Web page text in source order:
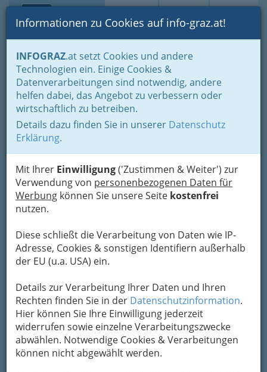
Suche Login Toggle
Informationen zu Cookies auf info-graz.at!
INFOGRAZ.at setzt Cookies und andere
Technologien ein. Einige Cookies &
Datenverarbeitungen sind notwendig, andere
helfen dabei, das Angebot zu verbessern oder
wirtschaftlich zu betreiben.
Details dazu finden Sie in unserer Datenschutz
Erklärung.
Mit Ihrer Einwilligung('Zustimmen & Weiter') zur
Verwendung von personenbezogenen Daten für
Werbung können Sie unsere Seite kostenfrei
nutzen.
Diese schließt die Verarbeitung von Daten wie IP-
Adresse, Cookies & sonstigen Identifiern außerhalb
der EU (u.a. USA) ein.
Details zur Verarbeitung Ihrer Daten und Ihren
Rechten finden Sie in der Datenschutzinformation.
Hier können Sie Ihre Einwilligung jederzeit
widerrufen sowie einzelne Verarbeitungszwecke
abwählen. Notwendige Cookies & Verarbeitungen
können nicht abgewählt werden.
Home Lifestyle Feste feiern
Feste im Jahreszyklus
Advent- und Weihnachtszeit bis Silvester und Neujahr
Weihnachtsbäckerei
Adventjause - Früchtebrot, Maroniroulade und Punschschnitten
Adventjause mit
Punschschnitten,
Maroniroulade und
Früchtebrot - nicht zum
Abnehmen! :)
Alles für eine gemütliche
Adventjause
Draußen kalt und dunkel -drinnen gemütlich
bei Kerzenlicht, Tee oder Kaffee und allerlei
Leckereien. Zusammensitzen und musizieren,
basteln oder spielen - dazu lädt die Adventzeit
doch richtig ein.